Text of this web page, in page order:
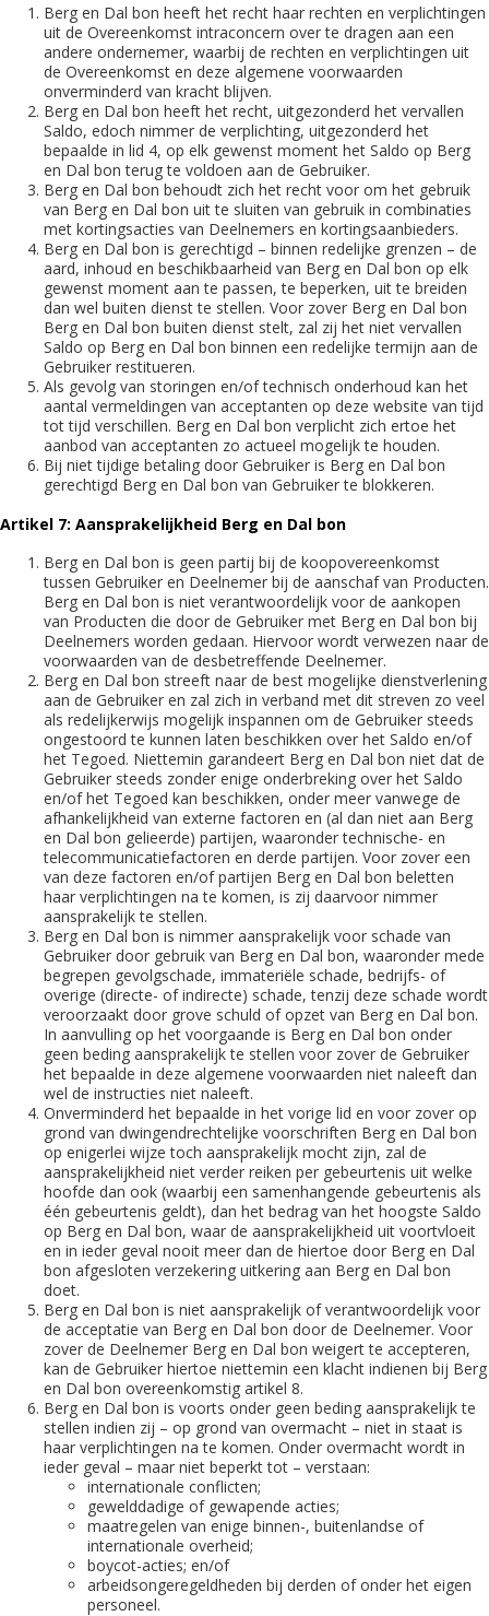
Berg en Dal bon heeft het recht haar rechten en verplichtingen
uit de Overeenkomst intraconcern over te dragen aan een
andere ondernemer, waarbij de rechten en verplichtingen uit
de Overeenkomst en deze algemene voorwaarden
onverminderd van kracht blijven.
Berg en Dal bon heeft het recht, uitgezonderd het vervallen
Saldo, edoch nimmer de verplichting, uitgezonderd het
bepaalde in lid 4, op elk gewenst moment het Saldo op Berg
en Dal bon terug te voldoen aan de Gebruiker.
Berg en Dal bon behoudt zich het recht voor om het gebruik
van Berg en Dal bon uit te sluiten van gebruik in combinaties
met kortingsacties van Deelnemers en kortingsaanbieders.
Berg en Dal bon is gerechtigd – binnen redelijke grenzen – de
aard, inhoud en beschikbaarheid van Berg en Dal bon op elk
gewenst moment aan te passen, te beperken, uit te breiden
dan wel buiten dienst te stellen. Voor zover Berg en Dal bon
Berg en Dal bon buiten dienst stelt, zal zij het niet vervallen
Saldo op Berg en Dal bon binnen een redelijke termijn aan de
Gebruiker restitueren.
Als gevolg van storingen en/of technisch onderhoud kan het
aantal vermeldingen van acceptanten op deze website van tijd
tot tijd verschillen. Berg en Dal bon verplicht zich ertoe het
aanbod van acceptanten zo actueel mogelijk te houden.
Bij niet tijdige betaling door Gebruiker is Berg en Dal bon
gerechtigd Berg en Dal bon van Gebruiker te blokkeren.
Artikel 7: Aansprakelijkheid Berg en Dal bon
Berg en Dal bon is geen partij bij de koopovereenkomst
tussen Gebruiker en Deelnemer bij de aanschaf van Producten.
Berg en Dal bon is niet verantwoordelijk voor de aankopen
van Producten die door de Gebruiker met Berg en Dal bon bij
Deelnemers worden gedaan. Hiervoor wordt verwezen naar de
voorwaarden van de desbetreffende Deelnemer.
Berg en Dal bon streeft naar de best mogelijke dienstverlening
aan de Gebruiker en zal zich in verband met dit streven zo veel
als redelijkerwijs mogelijk inspannen om de Gebruiker steeds
ongestoord te kunnen laten beschikken over het Saldo en/of
het Tegoed. Niettemin garandeert Berg en Dal bon niet dat de
Gebruiker steeds zonder enige onderbreking over het Saldo
en/of het Tegoed kan beschikken, onder meer vanwege de
afhankelijkheid van externe factoren en (al dan niet aan Berg
en Dal bon gelieerde) partijen, waaronder technische- en
telecommunicatiefactoren en derde partijen. Voor zover een
van deze factoren en/of partijen Berg en Dal bon beletten
haar verplichtingen na te komen, is zij daarvoor nimmer
aansprakelijk te stellen.
Berg en Dal bon is nimmer aansprakelijk voor schade van
Gebruiker door gebruik van Berg en Dal bon, waaronder mede
begrepen gevolgschade, immateriële schade, bedrijfs- of
overige (directe- of indirecte) schade, tenzij deze schade wordt
veroorzaakt door grove schuld of opzet van Berg en Dal bon.
In aanvulling op het voorgaande is Berg en Dal bon onder
geen beding aansprakelijk te stellen voor zover de Gebruiker
het bepaalde in deze algemene voorwaarden niet naleeft dan
wel de instructies niet naleeft.
Onverminderd het bepaalde in het vorige lid en voor zover op
grond van dwingendrechtelijke voorschriften Berg en Dal bon
op enigerlei wijze toch aansprakelijk mocht zijn, zal de
aansprakelijkheid niet verder reiken per gebeurtenis uit welke
hoofde dan ook (waarbij een samenhangende gebeurtenis als
één gebeurtenis geldt), dan het bedrag van het hoogste Saldo
op Berg en Dal bon, waar de aansprakelijkheid uit voortvloeit
en in ieder geval nooit meer dan de hiertoe door Berg en Dal
bon afgesloten verzekering uitkering aan Berg en Dal bon
doet.
Berg en Dal bon is niet aansprakelijk of verantwoordelijk voor
de acceptatie van Berg en Dal bon door de Deelnemer. Voor
zover de Deelnemer Berg en Dal bon weigert te accepteren,
kan de Gebruiker hiertoe niettemin een klacht indienen bij Berg
en Dal bon overeenkomstig artikel 8.
Berg en Dal bon is voorts onder geen beding aansprakelijk te
stellen indien zij – op grond van overmacht – niet in staat is
haar verplichtingen na te komen. Onder overmacht wordt in
ieder geval – maar niet beperkt tot – verstaan:
internationale conflicten;
gewelddadige of gewapende acties;
maatregelen van enige binnen-, buitenlandse of
internationale overheid;
boycot-acties; en/of
arbeidsongeregeldheden bij derden of onder het eigen
personeel.